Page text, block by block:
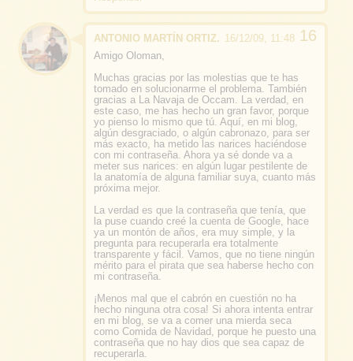
ANTONIO MARTÍN ORTIZ. 16/12/09, 11:48
Amigo Oloman,
Muchas gracias por las molestias que te has
tomado en solucionarme el problema. También
gracias a La Navaja de Occam. La verdad, en
este caso, me has hecho un gran favor, porque
yo pienso lo mismo que tú. Aquí, en mi blog,
algún desgraciado, o algún cabronazo, para ser
más exacto, ha metido las narices haciéndose
con mi contraseña. Ahora ya sé donde va a
meter sus narices: en algún lugar pestilente de
la anatomía de alguna familiar suya, cuanto más
próxima mejor.
La verdad es que la contraseña que tenía, que
la puse cuando creé la cuenta de Google, hace
ya un montón de años, era muy simple, y la
pregunta para recuperarla era totalmente
transparente y fácil. Vamos, que no tiene ningún
mérito para el pirata que sea haberse hecho con
mi contraseña.
¡Menos mal que el cabrón en cuestión no ha
hecho ninguna otra cosa! Si ahora intenta entrar
en mi blog, se va a comer una mierda seca
como Comida de Navidad, porque he puesto una
contraseña que no hay dios que sea capaz de
recuperarla.